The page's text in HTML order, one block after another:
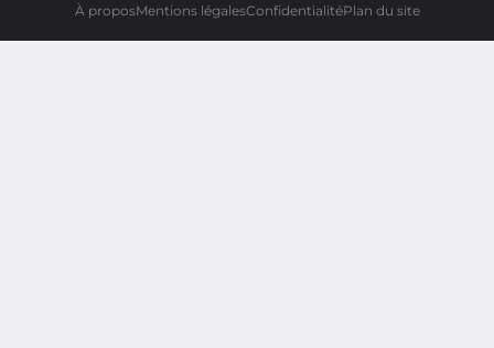
À proposMentions légalesConfidentialitéPlan du site